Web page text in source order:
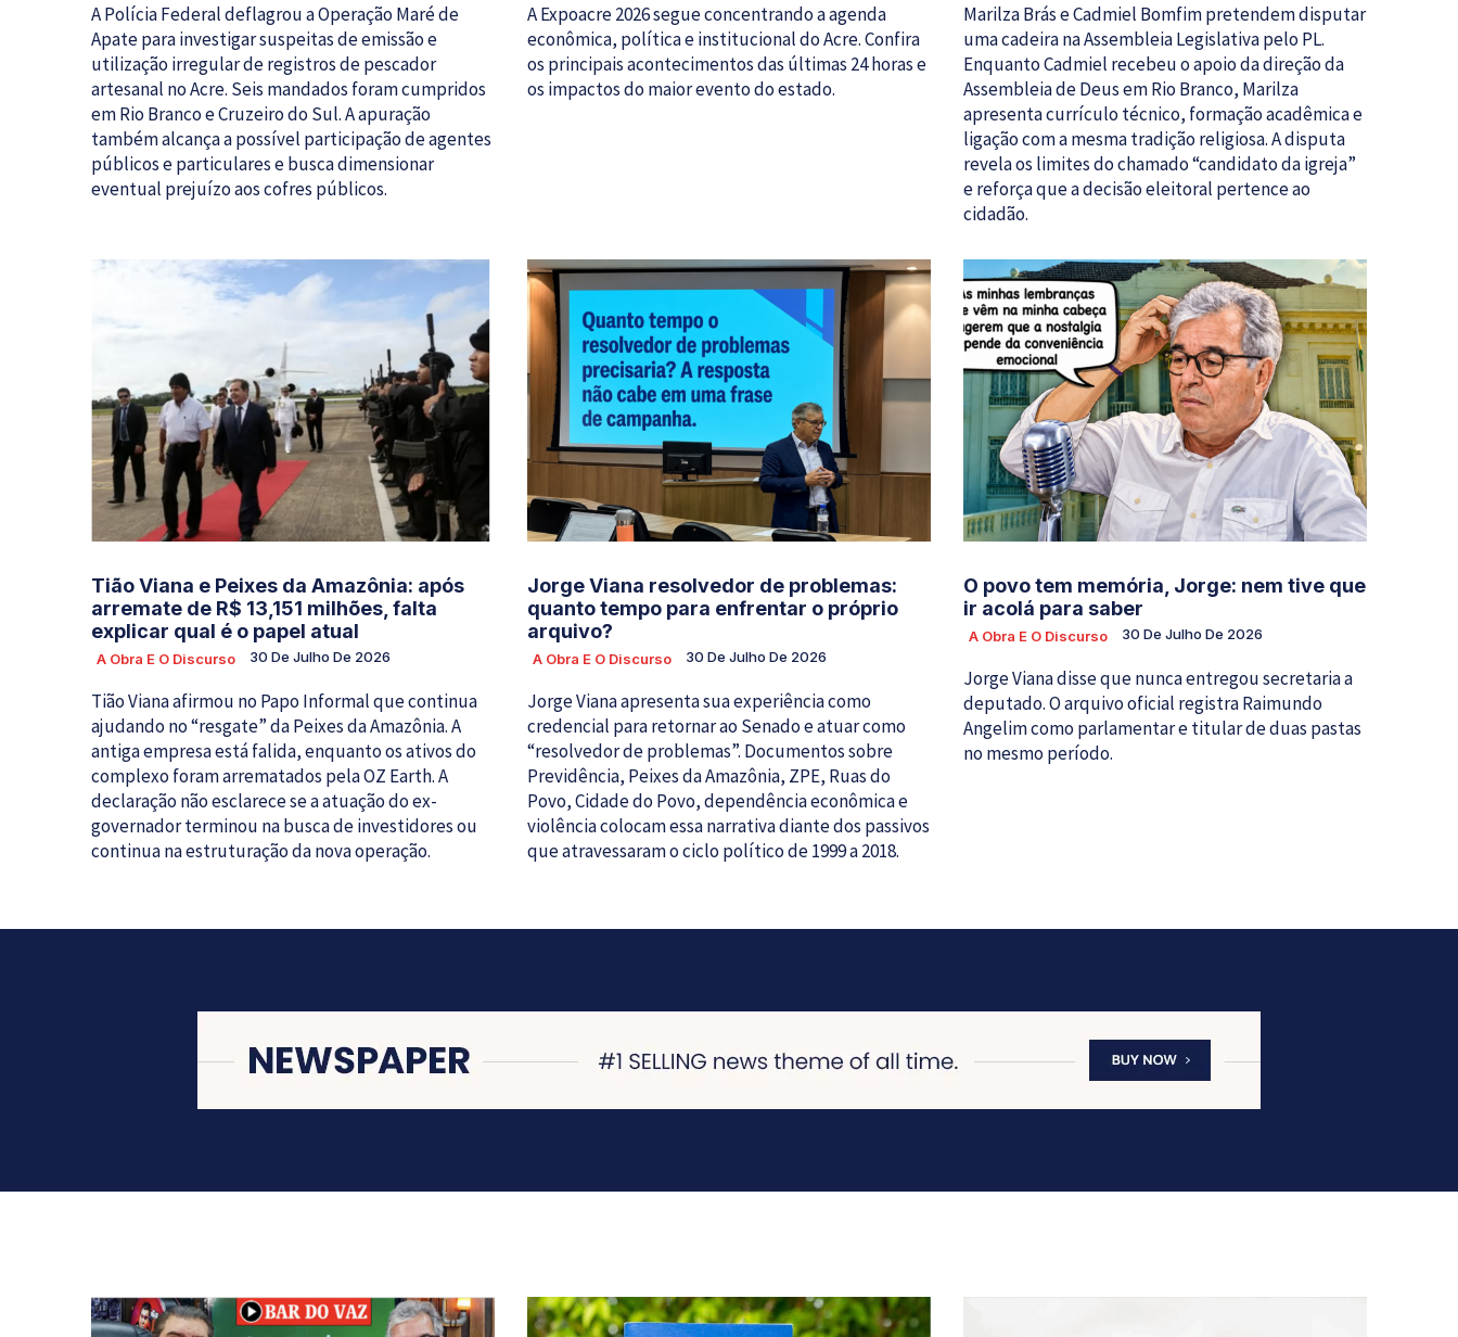
A Polícia Federal deflagrou a Operação Maré de
Apate para investigar suspeitas de emissão e
utilização irregular de registros de pescador
artesanal no Acre. Seis mandados foram cumpridos
em Rio Branco e Cruzeiro do Sul. A apuração
também alcança a possível participação de agentes
públicos e particulares e busca dimensionar
eventual prejuízo aos cofres públicos.
A Expoacre 2026 segue concentrando a agenda
econômica, política e institucional do Acre. Confira
os principais acontecimentos das últimas 24 horas e
os impactos do maior evento do estado.
Marilza Brás e Cadmiel Bomfim pretendem disputar
uma cadeira na Assembleia Legislativa pelo PL.
Enquanto Cadmiel recebeu o apoio da direção da
Assembleia de Deus em Rio Branco, Marilza
apresenta currículo técnico, formação acadêmica e
ligação com a mesma tradição religiosa. A disputa
revela os limites do chamado “candidato da igreja”
e reforça que a decisão eleitoral pertence ao
cidadão.
Tião Viana e Peixes da Amazônia: após
arremate de R$ 13,151 milhões, falta
explicar qual é o papel atual
A Obra E O Discurso 30 De Julho De 2026
Tião Viana afirmou no Papo Informal que continua
ajudando no “resgate” da Peixes da Amazônia. A
antiga empresa está falida, enquanto os ativos do
complexo foram arrematados pela OZ Earth. A
declaração não esclarece se a atuação do ex-
governador terminou na busca de investidores ou
continua na estruturação da nova operação.
Jorge Viana resolvedor de problemas:
quanto tempo para enfrentar o próprio
arquivo?
A Obra E O Discurso 30 De Julho De 2026
Jorge Viana apresenta sua experiência como
credencial para retornar ao Senado e atuar como
“resolvedor de problemas”. Documentos sobre
Previdência, Peixes da Amazônia, ZPE, Ruas do
Povo, Cidade do Povo, dependência econômica e
violência colocam essa narrativa diante dos passivos
que atravessaram o ciclo político de 1999 a 2018.
O povo tem memória, Jorge: nem tive que
ir acolá para saber
A Obra E O Discurso 30 De Julho De 2026
Jorge Viana disse que nunca entregou secretaria a
deputado. O arquivo oficial registra Raimundo
Angelim como parlamentar e titular de duas pastas
no mesmo período.